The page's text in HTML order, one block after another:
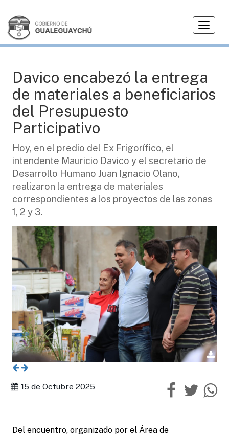
T
g
e
n
t
n
PRESUPUESTO PARTICIPATIVO
Davico encabezó la entrega
de materiales a beneficiarios
del Presupuesto
Participativo
Hoy, en el predio del Ex Frigorífico, el
intendente Mauricio Davico y el secretario de
Desarrollo Humano Juan Ignacio Olano,
realizaron la entrega de materiales
correspondientes a los proyectos de las zonas
1, 2 y 3.
15 de Octubre 2025
Del encuentro, organizado por el Área de